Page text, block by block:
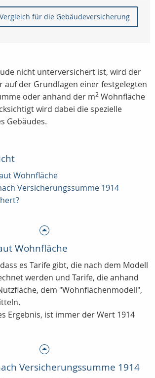
für die Gebäudeversicherung
nicht unterversichert ist, wird der
auf der Grundlagen einer festgelegten
oder anhand der m2 Wohnfläche
wird dabei die spezielle
Gebäudes.
Wohnfläche
Versicherungssumme 1914
Wohnfläche
es Tarife gibt, die nach dem Modell
werden und Tarife, die anhand
dem "Wohnflächenmodell",
Ergebnis, ist immer der Wert 1914
Versicherungssumme 1914